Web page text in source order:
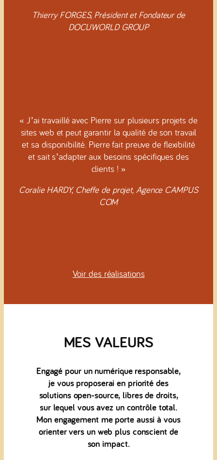
Thierry FORGES, Président et Fondateur de
DOCUWORLD GROUP
« J’ai travaillé avec Pierre sur plusieurs projets de
sites web et peut garantir la qualité de son travail
et sa disponibilité. Pierre fait preuve de flexibilité
et sait s’adapter aux besoins spécifiques des
clients ! »
Coralie HARDY, Cheffe de projet, Agence CAMPUS
COM
Voir des réalisations
MES VALEURS
Engagé pour un numérique responsable,
je vous proposerai en priorité des
solutions open-source, libres de droits,
sur lequel vous avez un contrôle total.
Mon engagement me porte aussi à vous
orienter vers un web plus conscient de
son impact.